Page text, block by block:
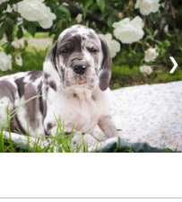
❯